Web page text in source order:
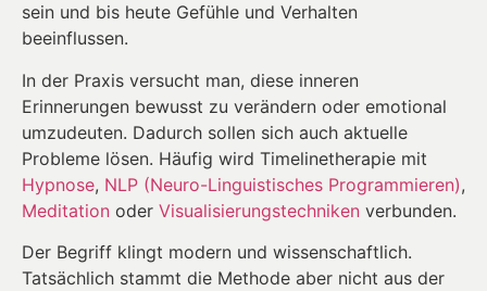
sein und bis heute Gefühle und Verhalten
beeinflussen.
In der Praxis versucht man, diese inneren
Erinnerungen bewusst zu verändern oder emotional
umzudeuten. Dadurch sollen sich auch aktuelle
Probleme lösen. Häufig wird Timelinetherapie mit
Hypnose, NLP (Neuro-Linguistisches Programmieren),
Meditation oder Visualisierungstechniken verbunden.
Der Begriff klingt modern und wissenschaftlich.
Tatsächlich stammt die Methode aber nicht aus der